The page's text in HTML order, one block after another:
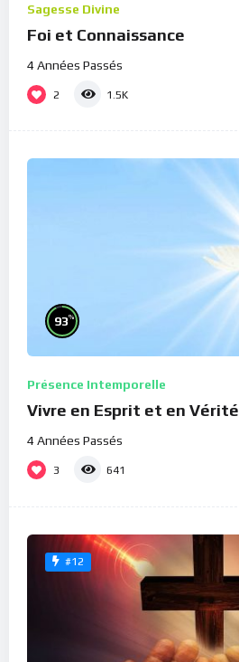
Sagesse Divine
Foi et Connaissance
4 Années Passés
2 1.5K
93%
Présence Intemporelle
Vivre en Esprit et en Vérité
4 Années Passés
3 641
#12